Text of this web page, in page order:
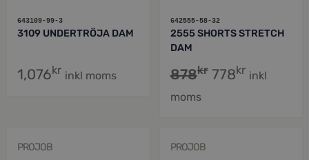
643109-99-3
3109 UNDERTRÖJA DAM
1,076kr inkl moms
642555-58-32
2555 SHORTS STRETCH
DAM
878kr 778kr inkl
moms
PROJOB PROJOB